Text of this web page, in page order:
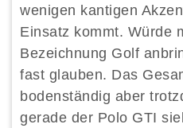
wenigen kantigen
Einsatz kommt. Würde
Bezeichnung Golf
fast glauben. Das
bodenständig aber
gerade der Polo GTI